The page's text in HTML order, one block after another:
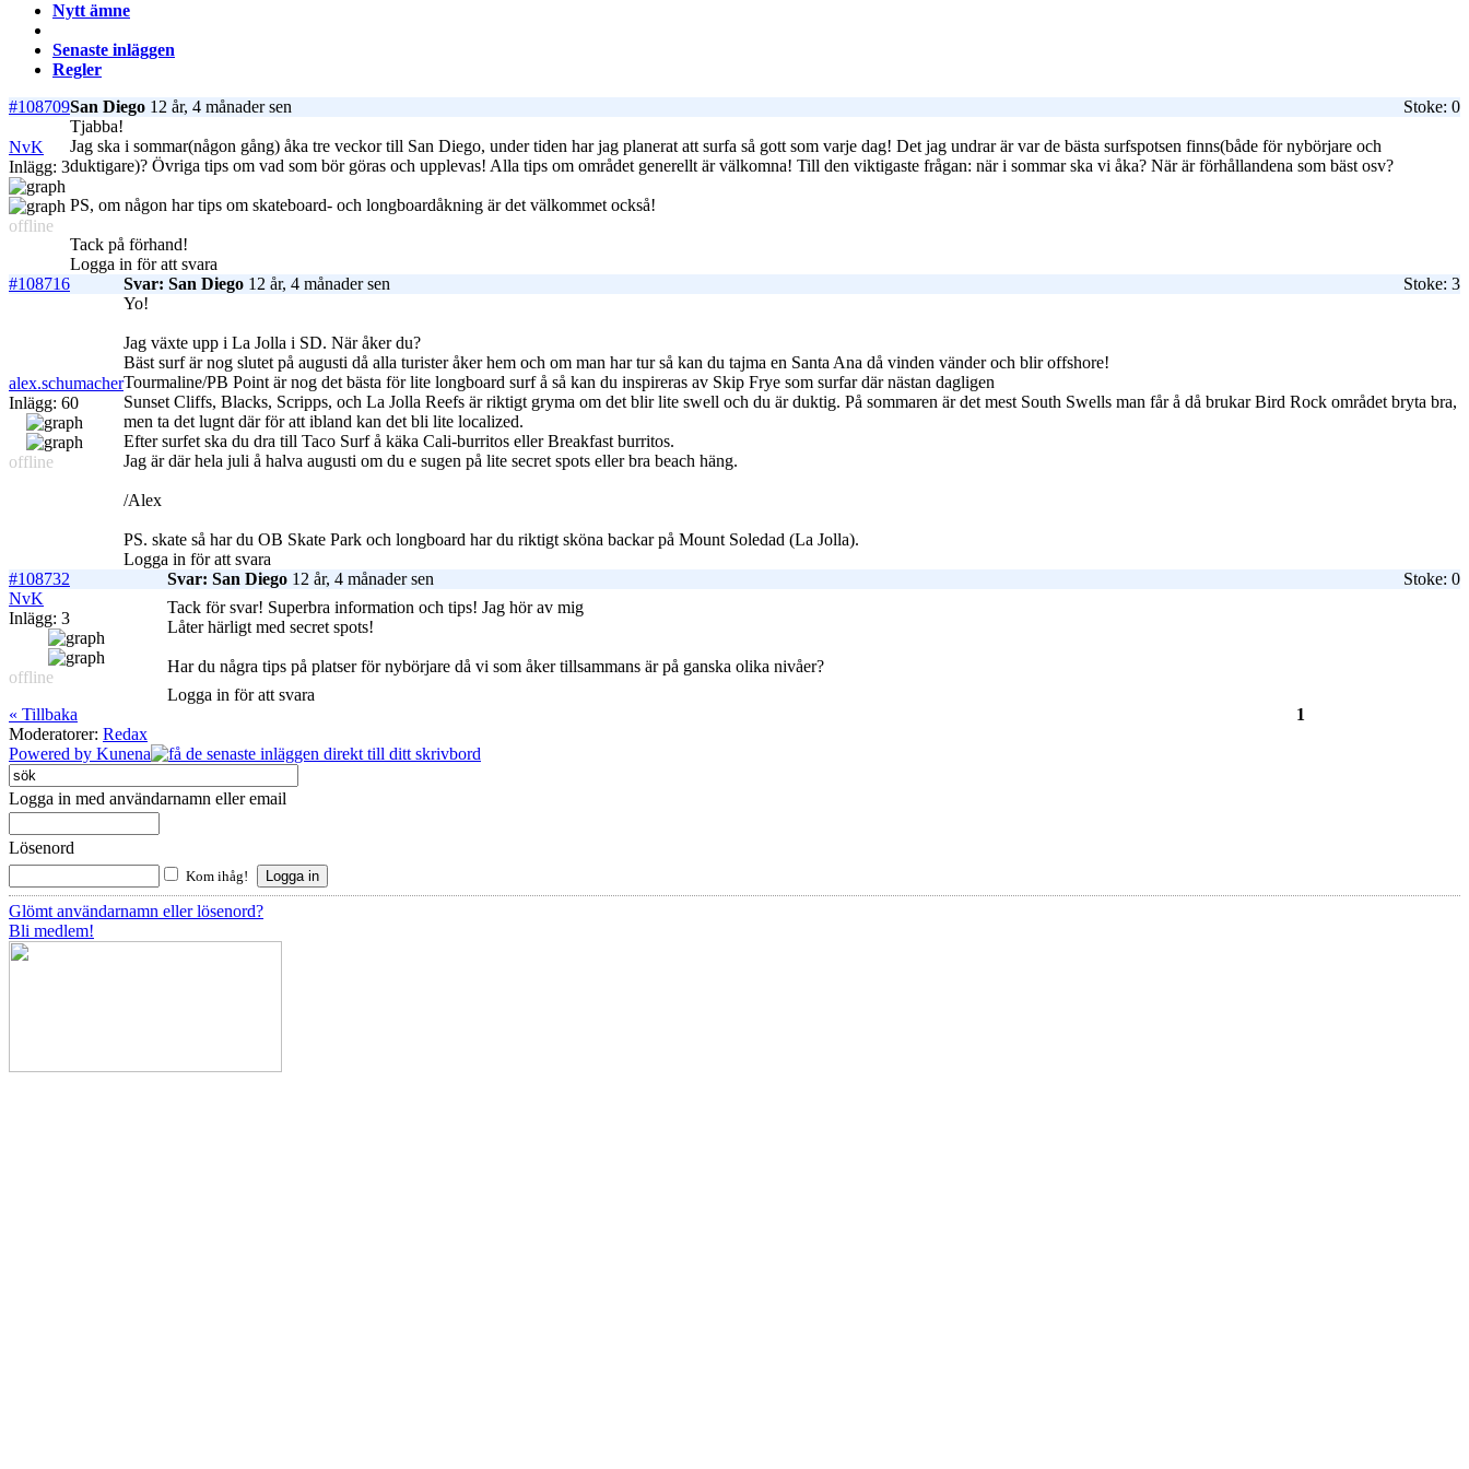
Nytt ämne
Senaste inläggen
Regler
#108709San Diego 12 år, 4 månader sen Stoke: 0
NvK
Inlägg: 3
offline
Tjabba!
Jag ska i sommar(någon gång) åka tre veckor till San Diego, under tiden har jag planerat att surfa så gott som varje dag! Det jag undrar är var de bästa surfspotsen finns(både för nybörjare och
duktigare)? Övriga tips om vad som bör göras och upplevas! Alla tips om området generellt är välkomna! Till den viktigaste frågan: när i sommar ska vi åka? När är förhållandena som bäst osv?
PS, om någon har tips om skateboard- och longboardåkning är det välkommet också!
Tack på förhand!
Logga in för att svara
#108716
Svar: San Diego 12 år, 4 månader sen Stoke: 3
alex.schumacher
Inlägg: 60
offline
Yo!
Jag växte upp i La Jolla i SD. När åker du?
Bäst surf är nog slutet på augusti då alla turister åker hem och om man har tur så kan du tajma en Santa Ana då vinden vänder och blir offshore!
Tourmaline/PB Point är nog det bästa för lite longboard surf å så kan du inspireras av Skip Frye som surfar där nästan dagligen
Sunset Cliffs, Blacks, Scripps, och La Jolla Reefs är riktigt gryma om det blir lite swell och du är duktig. På sommaren är det mest South Swells man får å då brukar Bird Rock området bryta bra,
men ta det lugnt där för att ibland kan det bli lite localized.
Efter surfet ska du dra till Taco Surf å käka Cali-burritos eller Breakfast burritos.
Jag är där hela juli å halva augusti om du e sugen på lite secret spots eller bra beach häng.
/Alex
PS. skate så har du OB Skate Park och longboard har du riktigt sköna backar på Mount Soledad (La Jolla).
Logga in för att svara
#108732
Svar: San Diego 12 år, 4 månader sen
Stoke: 0
NvK
Inlägg: 3
offline
Tack för svar! Superbra information och tips! Jag hör av mig
Låter härligt med secret spots!
Har du några tips på platser för nybörjare då vi som åker tillsammans är på ganska olika nivåer?
Logga in för att svara
« Tillbaka
1
Moderatorer: Redax
Powered by Kunena
Logga in med användarnamn eller email
Lösenord
Kom ihåg!
Glömt användarnamn eller lösenord?
Bli medlem!